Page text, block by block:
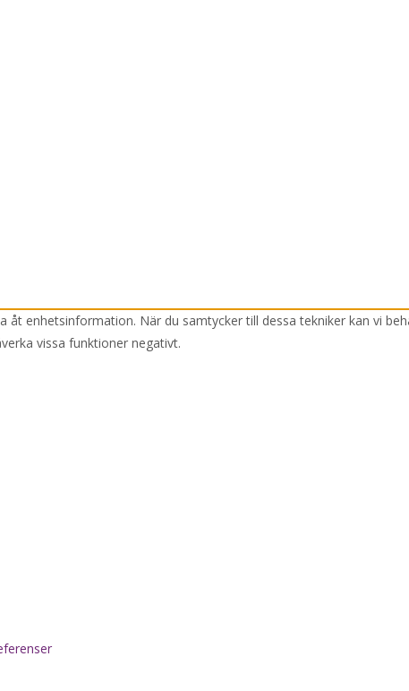
enhetsinformation. När du samtycker till dessa tekniker kan vi
vissa funktioner negativt.